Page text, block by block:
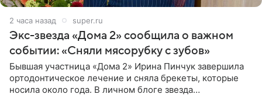
2 часа назад super.ru
Экс-звезда «Дома 2» сообщила о важном
событии: «Сняли мясорубку с зубов»
Бывшая участница «Дома 2» Ирина Пинчук завершила
ортодонтическое лечение и сняла брекеты, которые
носила около года. В личном блоге звезда